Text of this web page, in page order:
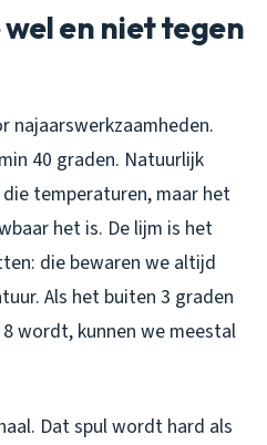
en niet tegen
najaarswerkzaamheden.
40 graden. Natuurlijk
temperaturen, maar het
het is. De lijm is het
die bewaren we altijd
Als het buiten 3 graden
wordt, kunnen we meestal
Dat spul wordt hard als